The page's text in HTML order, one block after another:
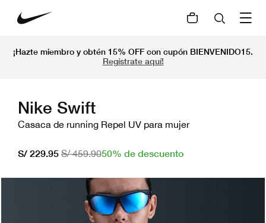
¡Hazte miembro y obtén 15% OFF con cupón BIENVENIDO15.
Regístrate aquí!
Nike Swift
Casaca de running Repel UV para mujer
S/ 229.95 S/ 459.9050% de descuento